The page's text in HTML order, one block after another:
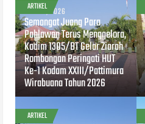
ARTIKEL
AUG 07, 2026
Semangat Juang Para
Pahlawan Terus Menggelora,
Kodim 1305/BT Gelar Ziarah
Rombongan Peringati HUT
Ke-1 Kodam XXIII/Pattimura
Wirabuana Tahun 2026
ARTIKEL